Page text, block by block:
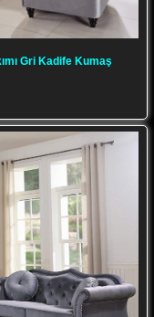
Gri Kadife Kumaş